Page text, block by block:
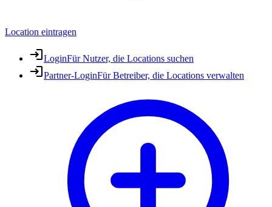
Location eintragen
LoginFür Nutzer, die Locations suchen
Partner-LoginFür Betreiber, die Locations verwalten